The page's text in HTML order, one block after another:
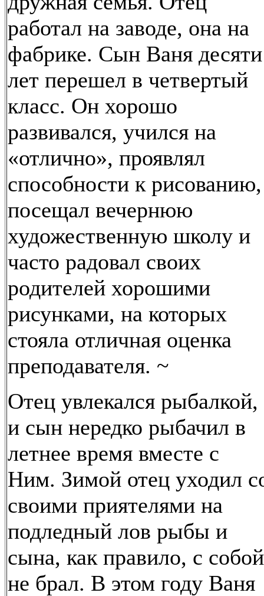
работал на заводе, она на
фабрике. Сын Ваня десяти
лет перешел в четвертый
класс. Он хорошо
развивался, учился на
«отлично», проявлял
способности к рисованию,
посещал вечернюю
художественную школу и
часто радовал своих
родителей хорошими
рисунками, на которых
стояла отличная оценка
преподавателя. ~
Отец увлекался рыбалкой,
и сын нередко рыбачил в
летнее время вместе с
Ним. Зимой отец уходил
своими приятелями на
подледный лов рыбы и
сына, как правило, с собой
не брал. В этом году Ваня